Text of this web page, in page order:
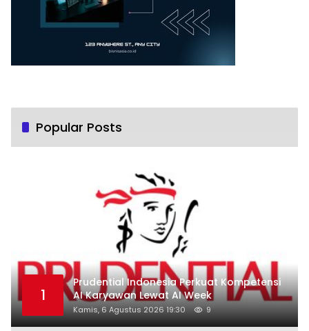
Popular Posts
1
Prudential Indonesia Perkuat Kompetensi
AI Karyawan Lewat AI Week
Kamis, 6 Agustus 2026 19:30 9